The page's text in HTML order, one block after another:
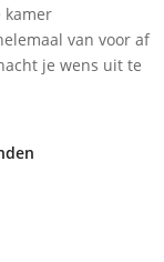
kamer
van voor af
je wens uit te